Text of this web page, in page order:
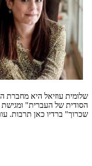
שלומית עוזיאל היא מחברת
הסודית של העברית" ומגישת
שכרוך" ברדיו כאן תרבות.